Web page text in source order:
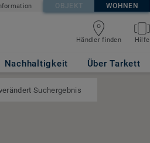
OBJEKT WOHNEN
Händler finden Hilfe
Nachhaltigkeit Über Tarkett
Suchergebnis